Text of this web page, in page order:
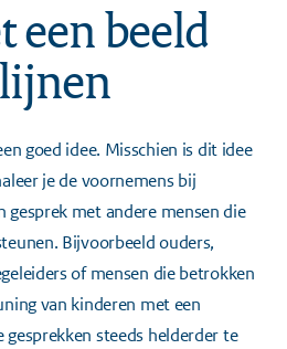
een beeld
goed idee. Misschien is dit idee
je de voornemens bij
gesprek met andere mensen die
Bijvoorbeeld ouders,
of mensen die betrokken
van kinderen met een
gesprekken steeds helderder te